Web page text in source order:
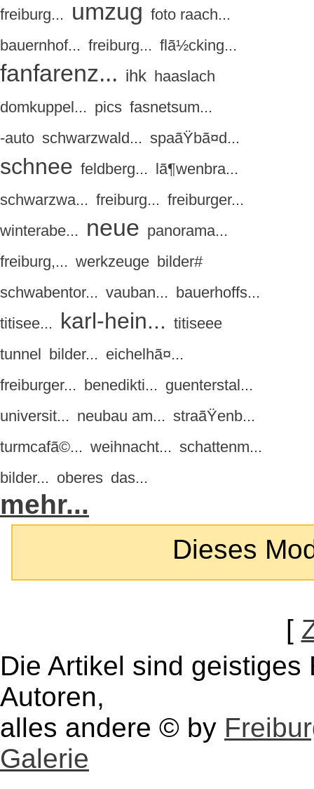
freiburg... umzug foto raach...
bauernhof... freiburg... flã½cking...
fanfarenz... ihk haaslach
domkuppel... pics fasnetsum...
-auto schwarzwald... spaãŸbã¤d...
schnee feldberg... lã¶wenbra...
schwarzwa... freiburg... freiburger...
winterabe... neue panorama...
freiburg,... werkzeuge bilder#
schwabentor... vauban... bauerhoffs...
titisee... karl-hein... titiseee
tunnel bilder... eichelhã¤...
freiburger... benedikti... guenterstal...
universit... neubau am... straãŸenb...
turmcafã©... weihnacht... schattenm...
bilder... oberes das...
mehr...
Dieses
[
Die Artikel sind
Autoren,
alles andere © by
Galerie